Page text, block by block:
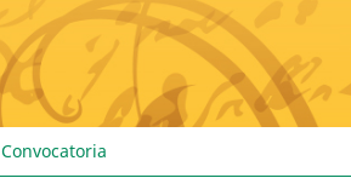
Convocatoria